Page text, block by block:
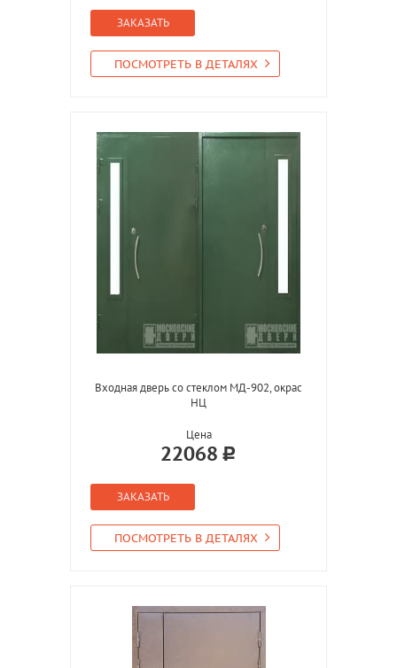
ЗАКАЗАТЬ
ПОСМОТРЕТЬ В ДЕТАЛЯХ
Входная дверь со стеклом МД-902, окрас
НЦ
Цена
22068
ЗАКАЗАТЬ
ПОСМОТРЕТЬ В ДЕТАЛЯХ